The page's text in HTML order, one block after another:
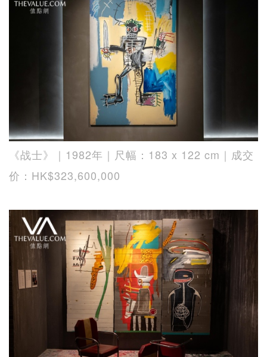
《战士》｜1982年｜尺幅：183 x 122 cm｜成交
价：HK$323,600,000